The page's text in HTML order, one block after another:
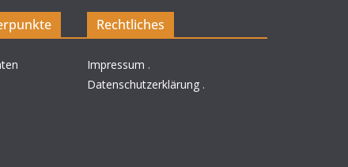
Rechtliches
Impressum .
Datenschutzerklärung .